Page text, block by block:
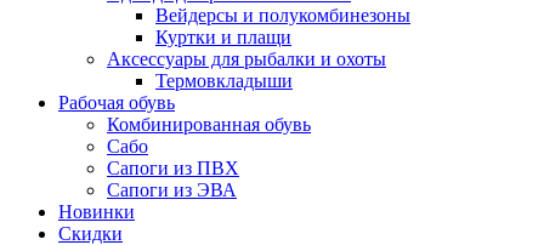
Вейдерсы и полукомбинезоны
Куртки и плащи
Аксессуары для рыбалки и охоты
Термовкладыши
Рабочая обувь
Комбинированная обувь
Сабо
Сапоги из ПВХ
Сапоги из ЭВА
Новинки
Скидки